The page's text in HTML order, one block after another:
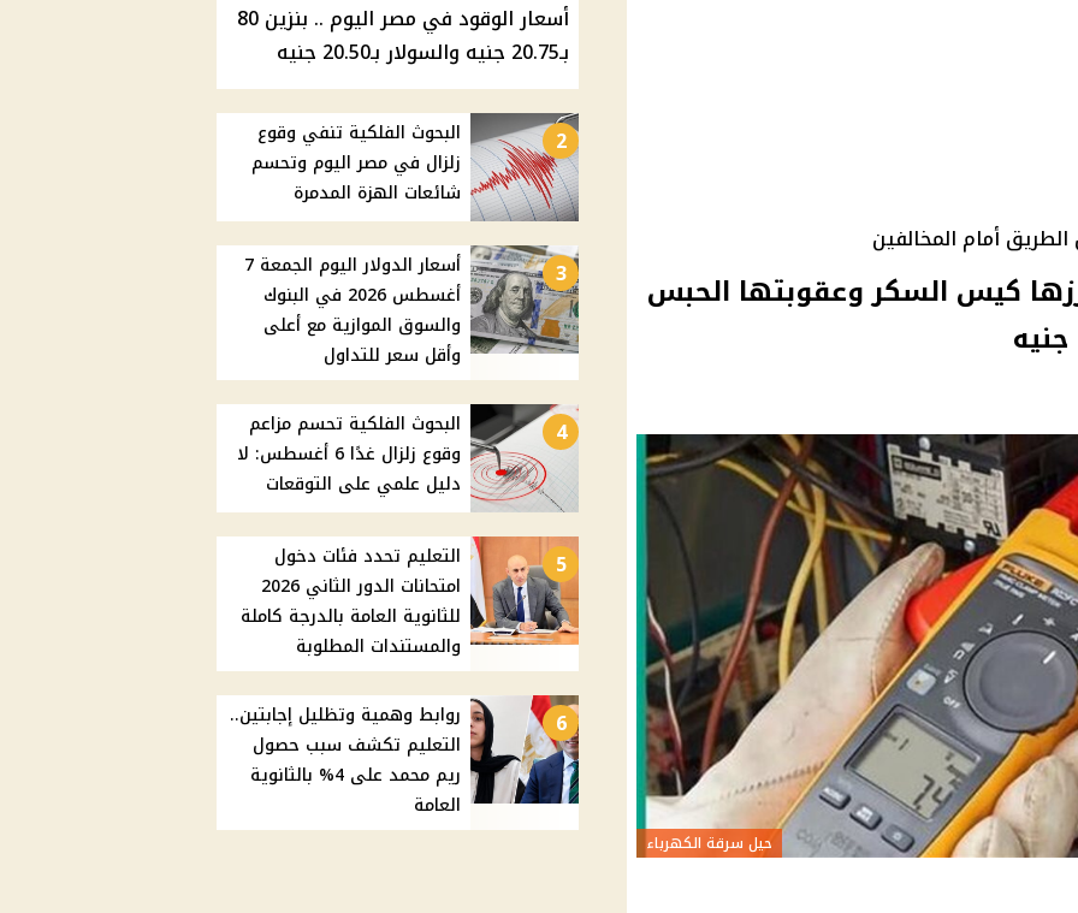
أمام المخالفين
كيس السكر وعقوبتها الحبس
حيل سرقة الكهرباء
أسعار الوقود في مصر اليوم .. بنزين 80
بـ20.75 جنيه والسولار بـ20.50 جنيه
2
البحوث الفلكية تنفي وقوع
زلزال في مصر اليوم وتحسم
شائعات الهزة المدمرة
3
أسعار الدولار اليوم الجمعة 7
أغسطس 2026 في البنوك
والسوق الموازية مع أعلى
وأقل سعر للتداول
4
البحوث الفلكية تحسم مزاعم
وقوع زلزال غدًا 6 أغسطس: لا
دليل علمي على التوقعات
5
التعليم تحدد فئات دخول
امتحانات الدور الثاني 2026
للثانوية العامة بالدرجة كاملة
والمستندات المطلوبة
6
روابط وهمية وتظليل إجابتين..
التعليم تكشف سبب حصول
ريم محمد على 4% بالثانوية
العامة